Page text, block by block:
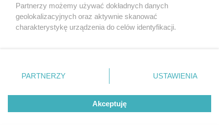
09.08? Flaga, warunki pogodowe
Partnerzy możemy używać dokładnych danych
geolokalizacyjnych oraz aktywnie skanować
charakterystykę urządzenia do celów identyfikacji.
zmienić/wycofać klikając przycisk ustawień prywatności
znajdujący się w lewym dolnym rogu strony
rodzaje przetwarzania danych nie wymagają zgody
użytkownika, ale masz prawo sprzeciwić się takiemu
przetwarzaniu. Preferencje będą miały zastosowanie tylko
PARTNERZY USTAWIENIA
Akceptuję